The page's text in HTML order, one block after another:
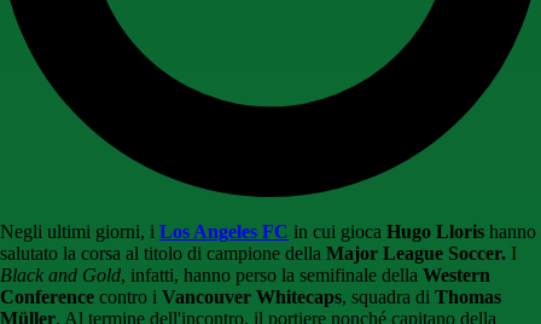
Negli ultimi giorni, i Los Angeles FC in cui gioca Hugo Lloris hanno
salutato la corsa al titolo di campione della Major League Soccer. I
Black and Gold, infatti, hanno perso la semifinale della Western
Conference contro i Vancouver Whitecaps, squadra di Thomas
Müller. Al termine dell'incontro, il portiere nonché capitano della